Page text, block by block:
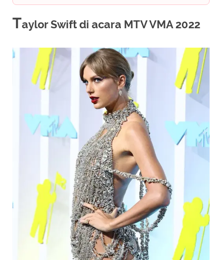
Taylor Swift di acara MTV VMA 2022